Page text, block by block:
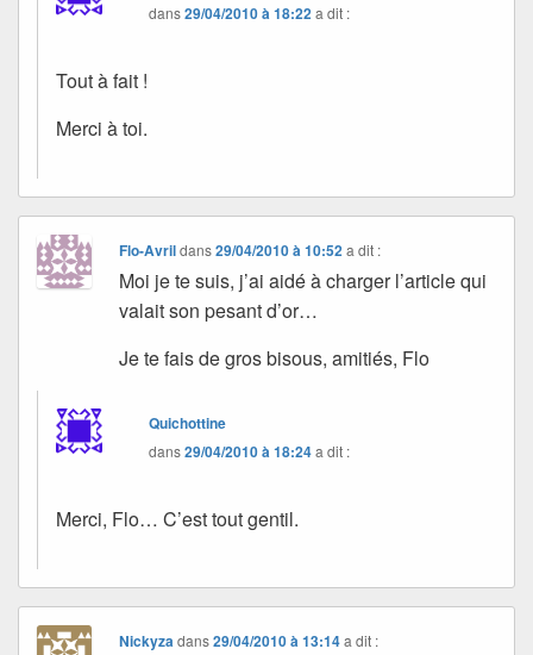
dans29/04/2010 à 18:22a dit :
Tout à fait !
Merci à toi.
Flo-Avrildans29/04/2010 à 10:52 a dit :
Moi je te suis, j’ai aidé à charger l’article qui
valait son pesant d’or…
Je te fais de gros bisous, amitiés, Flo
Quichottine
dans29/04/2010 à 18:24a dit :
Merci, Flo… C’est tout gentil.
Nickyzadans29/04/2010 à 13:14 a dit :